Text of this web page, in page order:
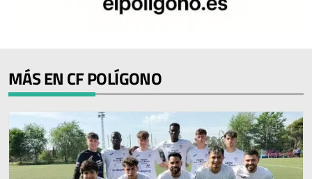
MÁS EN CF POLÍGONO